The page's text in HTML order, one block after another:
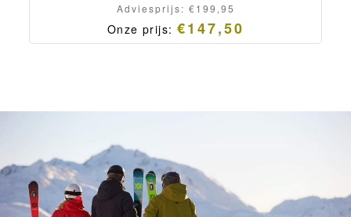
Adviesprijs: €199,95
Onze prijs: €147,50